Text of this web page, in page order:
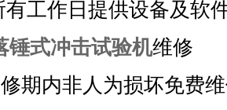
工作日提供设备及软
锤式冲击试验机维修
期内非人为损坏免费